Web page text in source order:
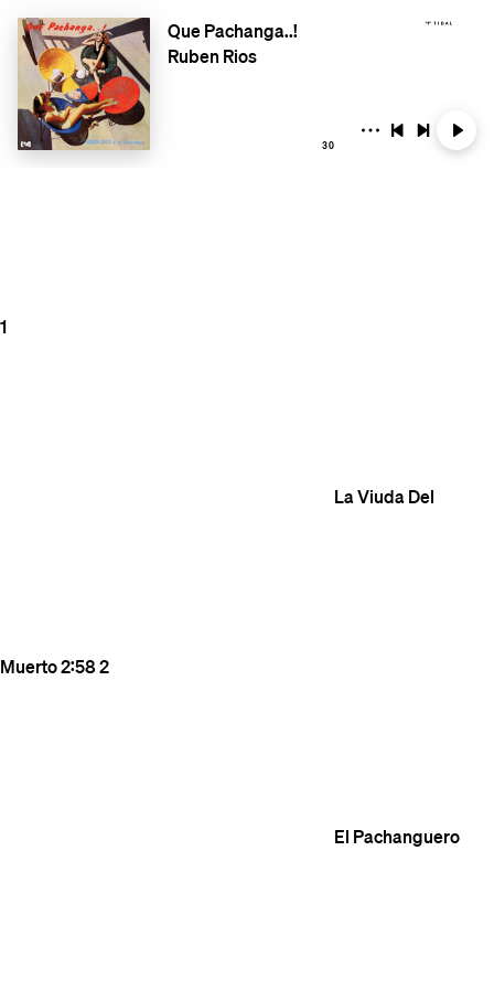
Que Pachanga..!
Ruben Rios
30
1
La Viuda Del
Muerto2:582
El Pachanguero